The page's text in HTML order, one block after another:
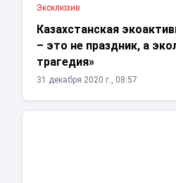
Эксклюзив
Казахстанская
– это не праздник, а
трагедия»
31 декабря 2020 г., 08:57